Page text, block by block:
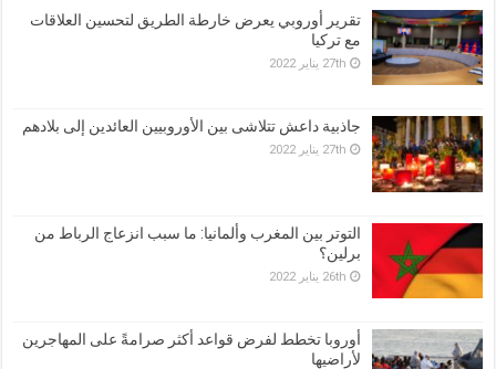
تقرير أوروبي يعرض خارطة الطريق لتحسين العلاقات
مع تركيا
27th يناير 2022
جاذبية داعش تتلاشى بين الأوروبيين العائدين إلى بلادهم
27th يناير 2022
التوتر بين المغرب وألمانيا: ما سبب انزعاج الرباط من
برلين؟
26th يناير 2022
أوروبا تخطط لفرض قواعد أكثر صرامةً على المهاجرين
لأراضيها